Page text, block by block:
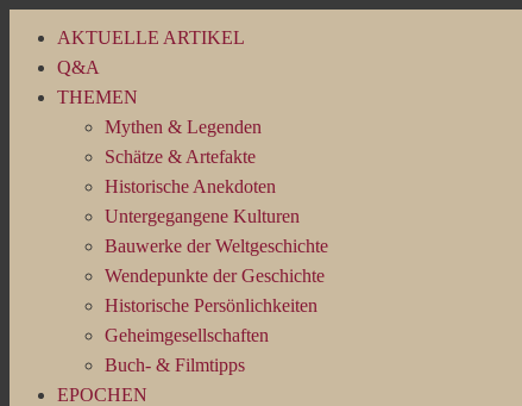
AKTUELLE ARTIKEL
Q&A
THEMEN
Mythen & Legenden
Schätze & Artefakte
Historische Anekdoten
Untergegangene Kulturen
Bauwerke der Weltgeschichte
Wendepunkte der Geschichte
Historische Persönlichkeiten
Geheimgesellschaften
Buch- & Filmtipps
EPOCHEN